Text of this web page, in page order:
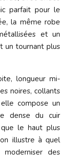
parfait pour le
la même robe
et un
un tournant plus
longueur mi-
noires, collants
compose un
dense du cuir
le haut plus
illustre à quel
des